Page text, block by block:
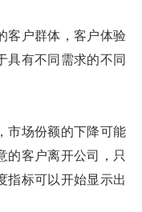
客户群体，客户体验
具有不同需求的不同
市场份额的下降可能
的客户离开公司，只
指标可以开始显示出